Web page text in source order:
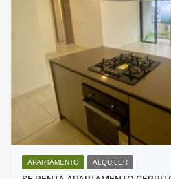
APARTAMENTO ALQUILER